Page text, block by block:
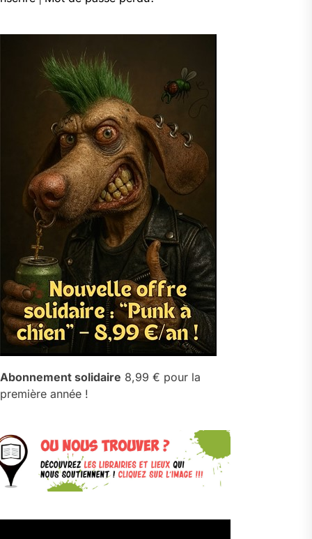
Abonnement solidaire 8,99 € pour la
première année !